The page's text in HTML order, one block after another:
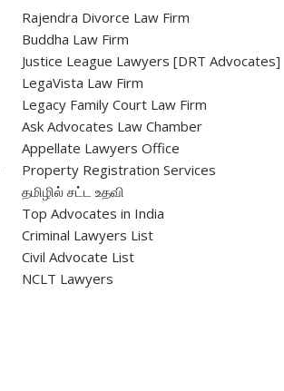
Rajendra Divorce Law Firm
Buddha Law Firm
Justice League Lawyers [DRT Advocates]
LegaVista Law Firm
Legacy Family Court Law Firm
Ask Advocates Law Chamber
Appellate Lawyers Office
Property Registration Services
தமிழில் சட்ட உதவி
Top Advocates in India
Criminal Lawyers List
Civil Advocate List
NCLT Lawyers